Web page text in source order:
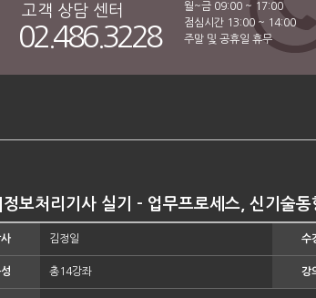
고객 상담 센터
02.486.3228
월~금 09:00 ~ 17:00
점심시간 13:00 ~ 14:00
주말 및 공휴일 휴무
정보처리기사 실기 - 업무프로세스, 신기술
김정일 수
총14강좌 강